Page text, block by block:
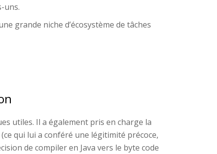
uns.
grande niche d’écosystème de tâches
utiles. Il a également pris en charge la
qui lui a conféré une légitimité précoce,
de compiler en Java vers le byte code